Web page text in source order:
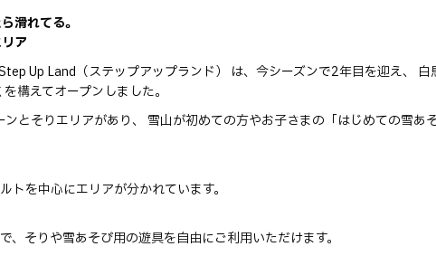
滑れてる。
ア
Up Land（ステップアップランド） は、今シーズンで2年目を迎え、 白
構えてオープンしました。
とそりエリアがあり、 雪山が初めての方やお子さまの「はじめての雪あ
トを中心にエリアが分かれています。
、そりや雪あそび用の遊具を自由にご利用いただけます。